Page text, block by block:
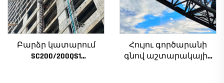
Բարձր կատարում
SC200/200QS1
Հույու գործարանի
գնով աշտարակային